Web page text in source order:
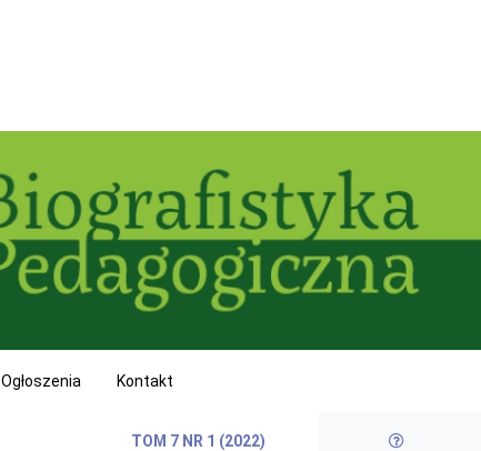
Ogłoszenia Kontakt
TOM 7 NR 1 (2022)